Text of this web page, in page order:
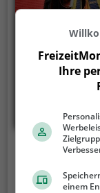
Linlandweg,
Ihre
einem